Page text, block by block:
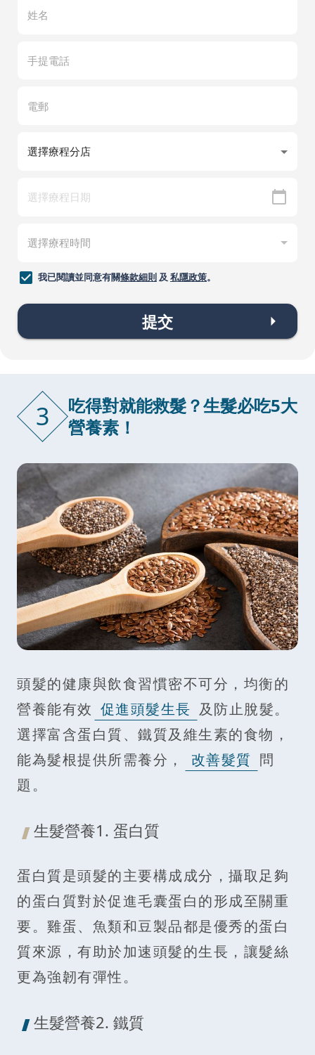
我已閱讀並同意有關條款細則及 私隱政策。
提交
3
吃得對就能救髮？生髮必吃5大
營養素！
頭髮的健康與飲食習慣密不可分，均衡的
營養能有效 促進頭髮生長 及防止脫髮。
選擇富含蛋白質、鐵質及維生素的食物，
能為髮根提供所需養分，
改善髮質 問
題。
生髮營養1. 蛋白質
蛋白質是頭髮的主要構成成分，攝取足夠
的蛋白質對於促進毛囊蛋白的形成至關重
要。雞蛋、魚類和豆製品都是優秀的蛋白
質來源，有助於加速頭髮的生長，讓髮絲
更為強韌有彈性。
生髮營養2. 鐵質